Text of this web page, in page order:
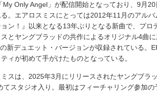
Only Angel」が配信開始となっており、9月20
。エアロスミスにとっては2012年11月のアル
ン！』以来となる13年ぶりとなる新曲で、プロ
とヤングブラッドの共作によるオリジナル4曲
新デュエット・バージョンが収録されている。
ィが初めて手がけたものとなっている。
スは、2025年3月にリリースされたヤングブラ
スタジオ入り。最初はフィーチャリング参加の